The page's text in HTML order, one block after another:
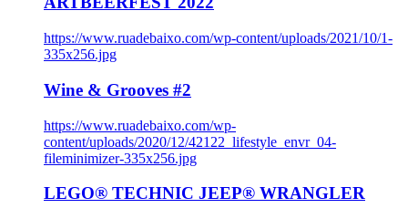
https://www.ruadebaixo.com/wp-content/uploads/2021/10/1-
335x256.jpg
Wine & Grooves #2
https://www.ruadebaixo.com/wp-
content/uploads/2020/12/42122_lifestyle_envr_04-
fileminimizer-335x256.jpg
LEGO® TECHNIC JEEP® WRANGLER